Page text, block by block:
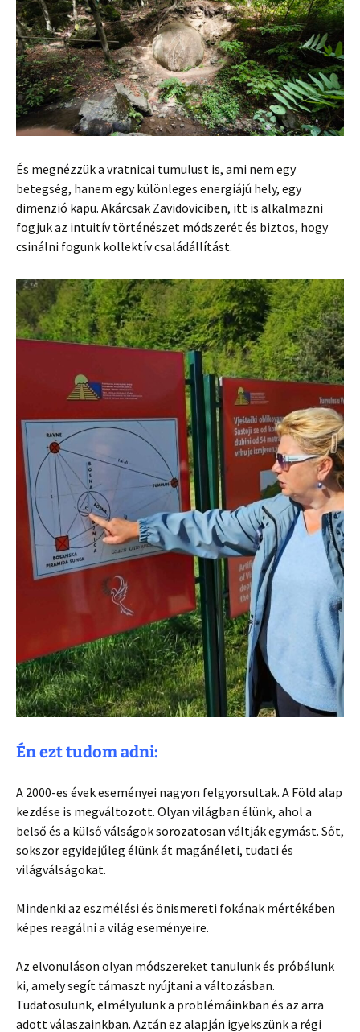
És megnézzük a vratnicai tumulust is, ami nem egy
betegség, hanem egy különleges energiájú hely, egy
dimenzió kapu. Akárcsak Zavidoviciben, itt is alkalmazni
fogjuk az intuitív történészet módszerét és biztos, hogy
csinálni fogunk kollektív családállítást.
Én ezt tudom adni:
A 2000-es évek eseményei nagyon felgyorsultak. A Föld alap
kezdése is megváltozott. Olyan világban élünk, ahol a
belső és a külső válságok sorozatosan váltják egymást. Sőt,
sokszor egyidejűleg élünk át magánéleti, tudati és
világválságokat.
Mindenki az eszmélési és önismereti fokának mértékében
képes reagálni a világ eseményeire.
Az elvonuláson olyan módszereket tanulunk és próbálunk
ki, amely segít támaszt nyújtani a változásban.
Tudatosulunk, elmélyülünk a problémáinkban és az arra
adott válaszainkban. Aztán ez alapján igyekszünk a régi